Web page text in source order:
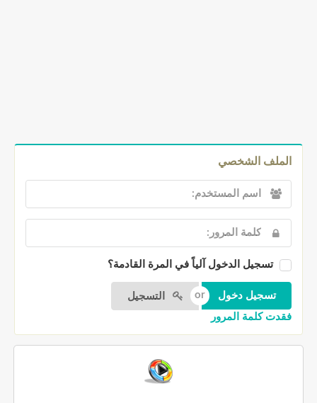
الملف الشخصي
تسجيل الدخول آلياً في المرة القادمة؟
التسجيل
فقدت كلمة المرور